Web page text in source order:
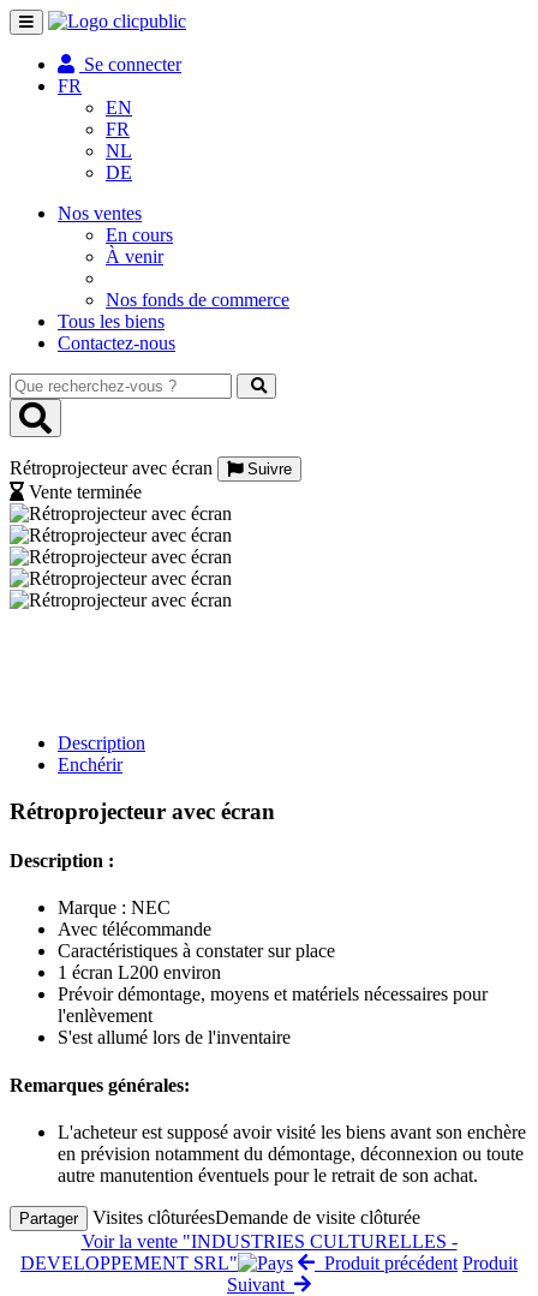
Toggle
navigation
Se connecter
FR
EN
FR
NL
DE
Nos ventes
En cours
À venir
Nos fonds de commerce
Tous les biens
Contactez-nous
Que
recherchez-
vous
Rétroprojecteur avec écran
Suivre
Vente terminée
Description
Enchérir
Rétroprojecteur avec écran
Description :
Marque : NEC
Avec télécommande
Caractéristiques à constater sur place
1 écran L200 environ
Prévoir démontage, moyens et matériels nécessaires pour
l'enlèvement
S'est allumé lors de l'inventaire
Remarques générales:
L'acheteur est supposé avoir visité les biens avant son enchère
en prévision notamment du démontage, déconnexion ou toute
autre manutention éventuels pour le retrait de son achat.
Partager Visites clôturéesDemande de visite clôturée
Voir la vente "INDUSTRIES CULTURELLES -
DEVELOPPEMENT SRL"
Produit précédent Produit
Suivant